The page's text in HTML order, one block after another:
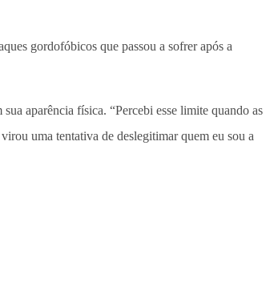
gordofóbicos que passou a sofrer após a
aparência física. “Percebi esse limite quando as
uma tentativa de deslegitimar quem eu sou a